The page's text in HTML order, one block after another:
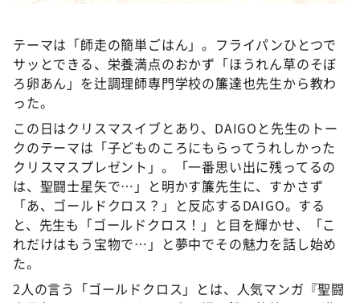
アナ回覧板
テーマは「師走の簡単ごはん」。フライパンひとつで
サッとできる、栄養満点のおかず「ほうれん草のそぼ
ろ卵あん」を辻調理師専門学校の簾達也先生から教わ
った。
この日はクリスマスイブとあり、DAIGOと先生のトー
クのテーマは「子どものころにもらってうれしかった
クリスマスプレゼント」。「一番思い出に残ってるの
は、聖闘士星矢で…」と明かす簾先生に、すかさず
「あ、ゴールドクロス？」と反応するDAIGO。する
と、先生も「ゴールドクロス！」と目を輝かせ、「こ
れだけはもう宝物で…」と夢中でその魅力を話し始め
た。
2人の言う「ゴールドクロス」とは、人気マンガ『聖闘